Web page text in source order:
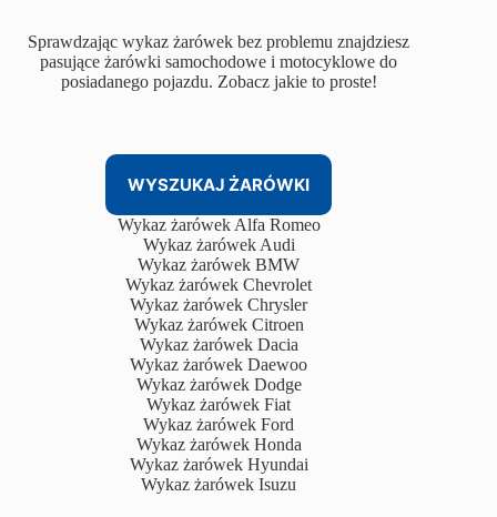
Sprawdzając wykaz żarówek bez problemu znajdziesz
pasujące żarówki samochodowe i motocyklowe do
posiadanego pojazdu. Zobacz jakie to proste!
WYSZUKAJ ŻARÓWKI
Wykaz żarówek Alfa Romeo
Wykaz żarówek Audi
Wykaz żarówek BMW
Wykaz żarówek Chevrolet
Wykaz żarówek Chrysler
Wykaz żarówek Citroen
Wykaz żarówek Dacia
Wykaz żarówek Daewoo
Wykaz żarówek Dodge
Wykaz żarówek Fiat
Wykaz żarówek Ford
Wykaz żarówek Honda
Wykaz żarówek Hyundai
Wykaz żarówek Isuzu